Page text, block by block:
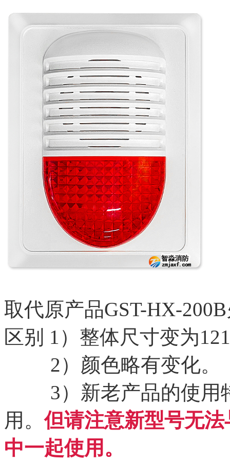
取代原产品GST-HX-
区别 1）整体尺寸变为
2）颜色略有变化。
3）新老产品的使用
用。但请注意新型号无
中一起使用。